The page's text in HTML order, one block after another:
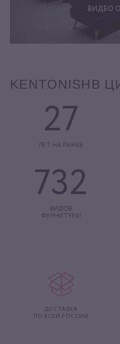
ВИДЕО
KENTONISH В
27
ЛЕТ НА РЫНКЕ
732
ВИДОВ
ФУРНИТУРЫ
ДОСТАВКА
ПО ВСЕЙ РОССИИ